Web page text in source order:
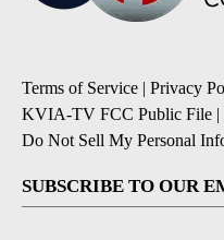
Terms of Service | Privacy
KVIA-TV FCC Public File |
Do Not Sell My Personal
SUBSCRIBE TO OUR